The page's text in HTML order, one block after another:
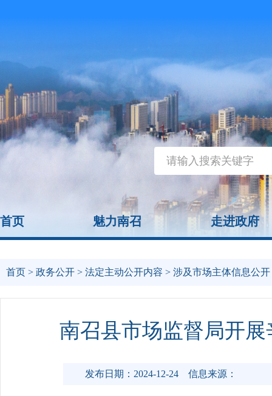
首页 魅力南召 走进政府
首页 > 政务公开 > 法定主动公开内容 > 涉及市场主体信息公开
南召县市场监督局开
发布日期：2024-12-24 信息来源：